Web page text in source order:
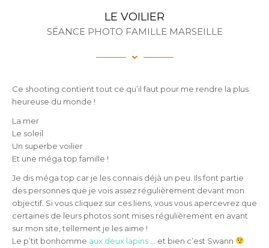
LE VOILIER
SÉANCE PHOTO FAMILLE MARSEILLE
Ce shooting contient tout ce qu’il faut pour me rendre la plus
heureuse du monde !
La mer
Le soleil
Un superbe voilier
Et une méga top famille !
Je dis méga top car je les connais déjà un peu. Ils font partie
des personnes que je vois assez régulièrement devant mon
objectif. Si vous cliquez sur ces liens, vous vous apercevrez que
certaines de leurs photos sont mises régulièrement en avant
sur mon site, tellement je les aime !
Le p’tit bonhomme aux deux lapins … et bien c’est Swann